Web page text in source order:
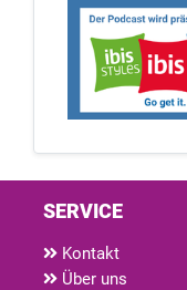
SERVICE
Kontakt
Über uns